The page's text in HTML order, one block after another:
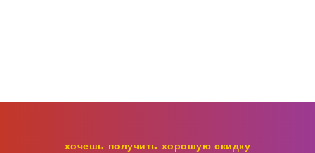
хочешь получить хорошую скидку